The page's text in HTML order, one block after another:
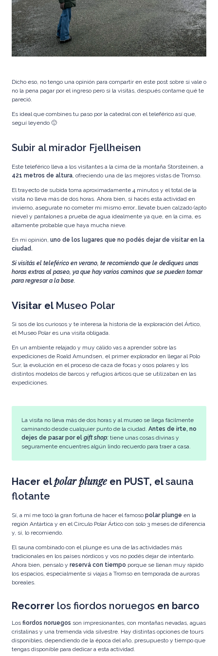
Dicho eso, no tengo una opinión para compartir en este post sobre si vale o
no la pena pagar por el ingreso pero si la visitás, después contame qué te
pareció.
Es ideal que combines tu paso por la catedral con el teleférico así que,
seguí leyendo 🙂
Subir al mirador Fjellheisen
Este teleférico lleva a los visitantes a la cima de la montaña Storsteinen, a
421 metros de altura, ofreciendo una de las mejores vistas de Tromso.
El trayecto de subida toma aproximadamente 4 minutos y el total de la
visita no lleva más de dos horas. Ahora bien, si hacés esta actividad en
invierno, asegurate no cometer mi mismo error…llevate buen calzado (apto
nieve) y pantalones a prueba de agua idealmente ya que, en la cima, es
altamente probable que haya mucha nieve.
En mi opinión, uno de los lugares que no podés dejar de visitar en la
ciudad.
Si visitás el teleférico en verano, te recomiendo que le dediques unas
horas extras al paseo, ya que hay varios caminos que se pueden tomar
para regresar a la base.
Visitar el Museo Polar
Si sos de los curiosos y te interesa la historia de la exploración del Ártico,
el Museo Polares una visita obligada.
En un ambiente relajado y muy cálido vas a aprender sobre las
expediciones de Roald Amundsen, el primer explorador en llegar al Polo
Sur, la evolución en el proceso de caza de focas y osos polares y los
distintos modelos de barcos y refugios árticos que se utilizaban en las
expediciones.
La visita no lleva más de dos horas y al museo se llega fácilmente
caminando desde cualquier punto de la ciudad. Antes de irte, no
dejes de pasar por el gift shop: tiene unas cosas divinas y
seguramente encuentres algún lindo recuerdo para traer a casa.
Hacer elpolar plunge en PUST, elsauna
flotante
Sí, a mí me tocó la gran fortuna de hacer el famoso polar plunge en la
región Antártica y en el Círculo Polar Ártico con solo 3 meses de diferencia
y, sí, lo recomiendo.
El sauna combinado con el plunge es una de las actividades más
tradicionales en los países nórdicos y vos no podés dejar de intentarlo.
Ahora bien, pensalo y reservá con tiempo porque se llenan muy rápido
los espacios, especialmente si viajas a Tromso en temporada de auroras
boreales.
Recorrer los fiordos noruegos en barco
Los fiordos noruegos son impresionantes, con montañas nevadas, aguas
cristalinas y una tremenda vida silvestre. Hay distintas opciones de tours
disponibles, dependiendo de la época del año, presupuesto y tiempo que
tengas disponible para dedicar a esta actividad.